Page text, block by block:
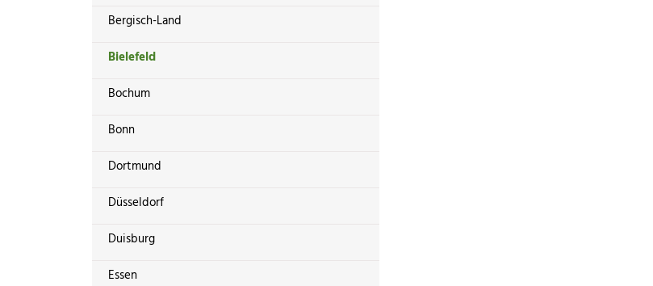
Bergisch-Land
Bielefeld
Bochum
Bonn
Dortmund
Düsseldorf
Duisburg
Essen